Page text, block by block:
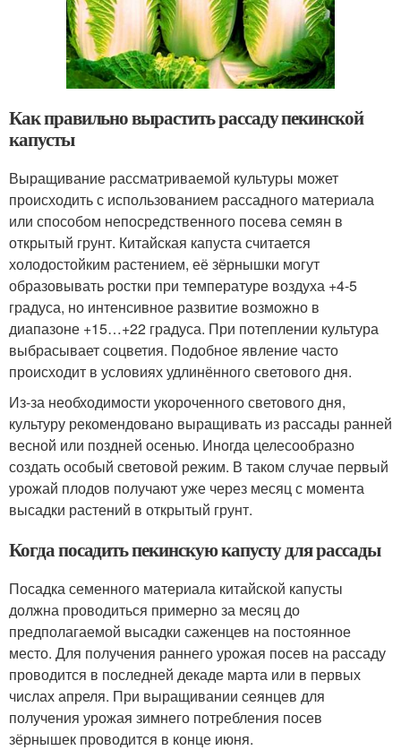
Как правильно вырастить рассаду пекинской
капусты
Выращивание рассматриваемой культуры может
происходить с использованием рассадного материала
или способом непосредственного посева семян в
открытый грунт. Китайская капуста считается
холодостойким растением, её зёрнышки могут
образовывать ростки при температуре воздуха +4-5
градуса, но интенсивное развитие возможно в
диапазоне +15…+22 градуса. При потеплении культура
выбрасывает соцветия. Подобное явление часто
происходит в условиях удлинённого светового дня.
Из-за необходимости укороченного светового дня,
культуру рекомендовано выращивать из рассады ранней
весной или поздней осенью. Иногда целесообразно
создать особый световой режим. В таком случае первый
урожай плодов получают уже через месяц с момента
высадки растений в открытый грунт.
Когда посадить пекинскую капусту для рассады
Посадка семенного материала китайской капусты
должна проводиться примерно за месяц до
предполагаемой высадки саженцев на постоянное
место. Для получения раннего урожая посев на рассаду
проводится в последней декаде марта или в первых
числах апреля. При выращивании сеянцев для
получения урожая зимнего потребления посев
зёрнышек проводится в конце июня.